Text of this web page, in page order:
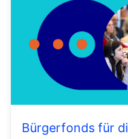
Bürgerfonds für